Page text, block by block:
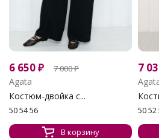
6 650₽ 7 000₽
Agata
Костюм-двойка с...
50 54 56
В корзину
7
50 52